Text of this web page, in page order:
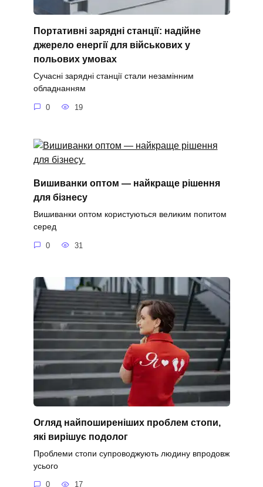
Портативні зарядні станції: надійне
джерело енергії для військових у
польових умовах
Сучасні зарядні станції стали незамінним
обладнанням
0 19
Вишиванки оптом — найкраще рішення
для бізнесу
Вишиванки оптом користуються великим попитом
серед
0 31
Огляд найпоширеніших проблем стопи,
які вирішує подолог
Проблеми стопи супроводжують людину впродовж
усього
0 17